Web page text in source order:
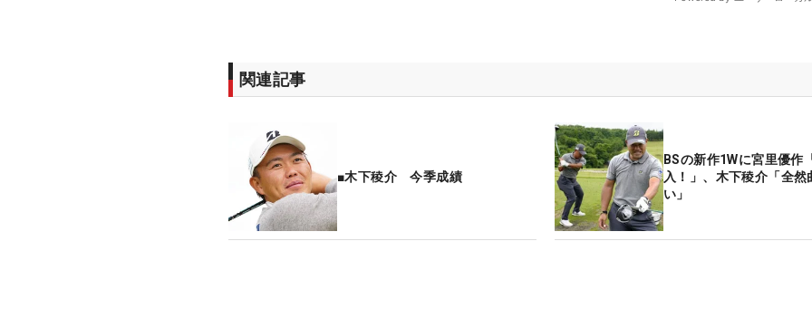
関連記事
■木下稜介 今季成績
BSの新作1Wに宮里優作
入！」、木下稜介「全然
い」